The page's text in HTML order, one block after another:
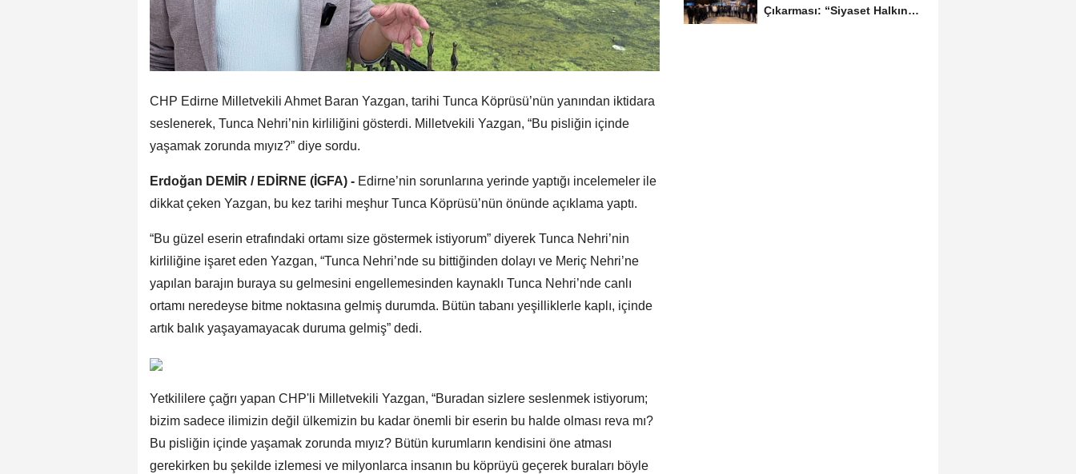
CHP Edirne Milletvekili Ahmet Baran Yazgan, tarihi Tunca Köprüsü’nün yanından iktidara
seslenerek, Tunca Nehri’nin kirliliğini gösterdi. Milletvekili Yazgan, “Bu pisliğin içinde
yaşamak zorunda mıyız?” diye sordu.
Erdoğan DEMİR / EDİRNE (İGFA) - Edirne’nin sorunlarına yerinde yaptığı incelemeler ile
dikkat çeken Yazgan, bu kez tarihi meşhur Tunca Köprüsü’nün önünde açıklama yaptı.
“Bu güzel eserin etrafındaki ortamı size göstermek istiyorum” diyerek Tunca Nehri’nin
kirliliğine işaret eden Yazgan, “Tunca Nehri’nde su bittiğinden dolayı ve Meriç Nehri’ne
yapılan barajın buraya su gelmesini engellemesinden kaynaklı Tunca Nehri’nde canlı
ortamı neredeyse bitme noktasına gelmiş durumda. Bütün tabanı yeşilliklerle kaplı, içinde
artık balık yaşayamayacak duruma gelmiş” dedi.
Yetkililere çağrı yapan CHP'li Milletvekili Yazgan, “Buradan sizlere seslenmek istiyorum;
bizim sadece ilimizin değil ülkemizin bu kadar önemli bir eserin bu halde olması reva mı?
Bu pisliğin içinde yaşamak zorunda mıyız? Bütün kurumların kendisini öne atması
gerekirken bu şekilde izlemesi ve milyonlarca insanın bu köprüyü geçerek buraları böyle
Çıkarması: “Siyaset Halkın